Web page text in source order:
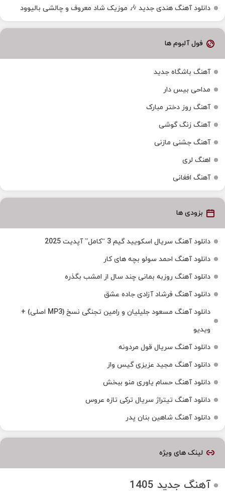
دانلود آهنگ هندی جدید 🎶 موزیک شاد معروف و چالشی بالیوود
فول آلبوم ها
آهنگ باشگاه جدید
مداحی بیس دار
آهنگ روز دختر مبارک
آهنگ زنگ گوشی
آهنگ جشنی مازنی
اهنگ لری
آهنگ افغانی
بزودی ها
دانلود آهنگ سریال اسکویید گیم 3 “کامل” آپدیت 2025
دانلود آهنگ احمد سولو بچه های کار
دانلود آهنگ روزبه بمانی چند سال از امشب بگذره
دانلود آهنگ فرشاد آزادی جاده عشق
دانلود آهنگ مسعود جلیلیان و رامین تجنگی نسخ (MP3 اصلی) +
ویدیو
دانلود آهنگ سریال قول مردونه
دانلود آهنگ مجید عزیزی گیس واز
دانلود آهنگ حسام یاوری منو ببخش
دانلود آهنگ تیتراژ سریال ترکی تازه عروس
دانلود آهنگ شاهین بنان پدر
لینک های ویژه
آهنگ جدید 1405